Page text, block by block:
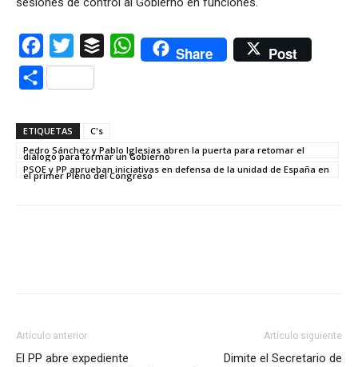
Facebook
Twitter Buffer WhatsAppShare Post
Compartir
ETIQUETAS
C's
Pedro Sánchez y Pablo Iglesias abren la puerta para retomar el
diálogo para formar un Gobierno
PSOE y PP aprueban iniciativas en defensa de la unidad de España en
el primer Pleno del Congreso
Artículo anterior
El PP abre expediente
Artículo siguiente
Dimite el Secretario de